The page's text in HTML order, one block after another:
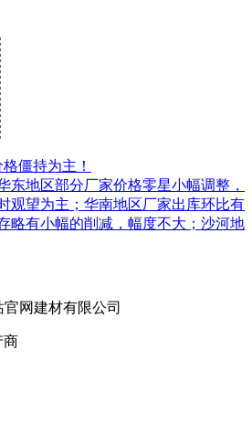
僵持为主！
东地区部分厂家价格零星小幅调整，
观望为主；华南地区厂家出库环比有
略有小幅的削减，幅度不大；沙河地
网建材有限公司
商